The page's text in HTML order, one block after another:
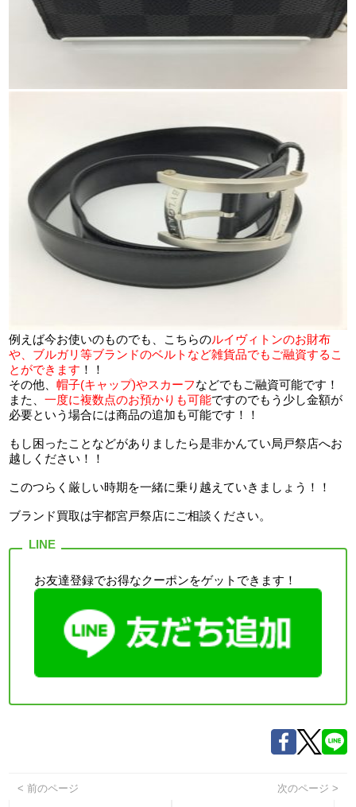
例えば今お使いのものでも、こちらのルイヴィトンのお財布
や、ブルガリ等ブランドのベルトなど雑貨品でもご融資するこ
とができます ！！
その他、帽子(キャップ)やスカーフなどでもご融資可能です！
また、一度に複数点のお預かりも可能ですのでもう少し金額が
必要という場合には商品の追加も可能です！！
もし困ったことなどがありましたら是非かんてい局戸祭店へお
越しください！！
このつらく厳しい時期を一緒に乗り越えていきましょう！！
ブランド買取は宇都宮戸祭店にご相談ください。
お友達登録でお得なクーポンをゲットできます！
< 前のページ 次のページ >